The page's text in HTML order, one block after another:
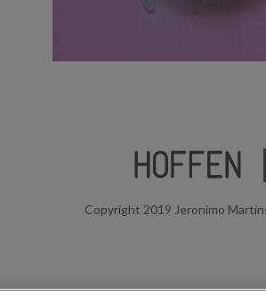
Copyright 2019 Jeronimo